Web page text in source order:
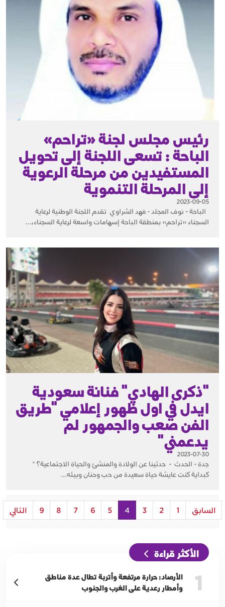
رئيس مجلس لجنة «تراحم»
الباحة : تسعى اللجنة إلى تحويل
المستفيدين من مرحلة الرعوية
إلى المرحلة التنموية
2023-09-05
الباحة - نوف المجلد - فهد الشراوي تقدم اللجنة الوطنية لرعاية
السجناء «تراحم» بمنطقة الباحة إسهامات واسعة لرعاية السجناء،...
"ذكرى الهادي" فنانة سعودية
ايدل في اول ظهور إعلامي "طريق
الفن صعب والجمهور لم
يدعمني"
2023-07-30
جدة - الحدث - حدثينا عن الولادة والمنشئ والحياة الاجتماعية؟ *
كبداية كنت عايشة حياة سعيدة من حب وحنان وبيئه...
السابق 1
2
3
4
5
6
7
8
9 التالي
الأكثر قراءة
1
الأرصاد: حرارة مرتفعة وأتربة تطال عدة مناطق
وأمطار رعدية على الغرب والجنوب